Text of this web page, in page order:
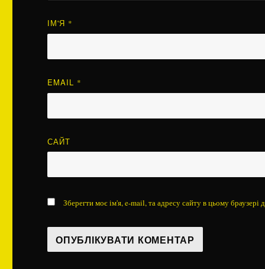
ІМ'Я *
EMAIL *
САЙТ
Зберегти моє ім'я, e-mail, та адресу сайту в цьому браузері